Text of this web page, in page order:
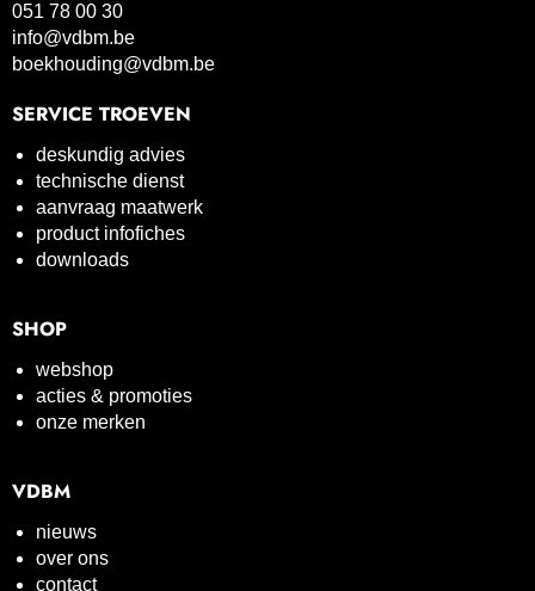
051 78 00 30
info@vdbm.be
boekhouding@vdbm.be
SERVICE TROEVEN
deskundig advies
technische dienst
aanvraag maatwerk
product infofiches
downloads
SHOP
webshop
acties & promoties
onze merken
VDBM
nieuws
over ons
contact